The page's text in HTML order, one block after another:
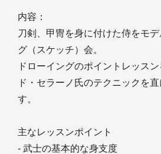
内容：
刀剣、甲冑を身に付けた侍をモ
グ（スケッチ）会。
ドローイングのポイントレッス
ド・セラーノ氏のテクニックを
す。
主なレッスンポイント
- 武士の基本的な身支度